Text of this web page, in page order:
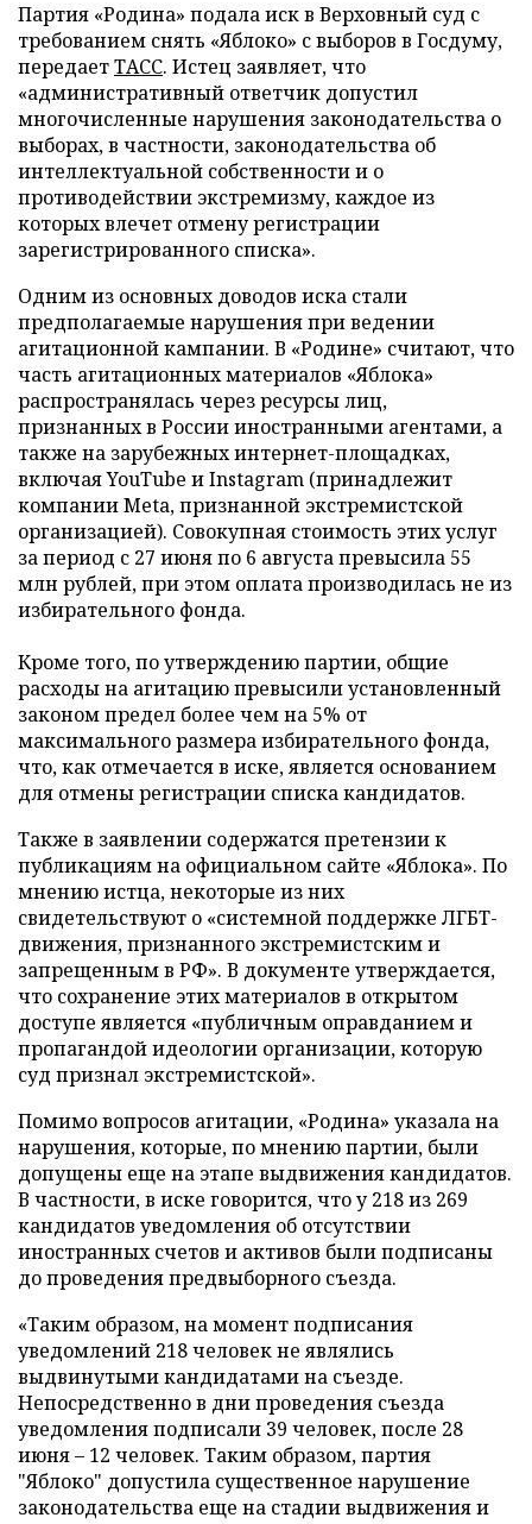
Партия «Родина» подала иск в Верховный суд с
требованием снять «Яблоко» с выборов в Госдуму,
передаетТАСС. Истец заявляет, что
«административный ответчик допустил
многочисленные нарушения законодательства о
выборах, в частности, законодательства об
интеллектуальной собственности и о
противодействии экстремизму, каждое из
которых влечет отмену регистрации
зарегистрированного списка».
Одним из основных доводов иска стали
предполагаемые нарушения при ведении
агитационной кампании. В «Родине» считают, что
часть агитационных материалов «Яблока»
распространялась через ресурсы лиц,
признанных в России иностранными агентами, а
также на зарубежных интернет-площадках,
включая YouTube и Instagram (принадлежит
компании Meta, признанной экстремистской
организацией). Совокупная стоимость этих услуг
за период с 27 июня по 6 августа превысила 55
млн рублей, при этом оплата производилась не из
избирательного фонда.
Кроме того, по утверждению партии, общие
расходы на агитацию превысили установленный
законом предел более чем на 5% от
максимального размера избирательного фонда,
что, как отмечается в иске, является основанием
для отмены регистрации списка кандидатов.
Также в заявлении содержатся претензии к
публикациям на официальном сайте «Яблока». По
мнению истца, некоторые из них
свидетельствуют о «системной поддержке ЛГБТ-
движения, признанного экстремистским и
запрещенным в РФ». В документе утверждается,
что сохранение этих материалов в открытом
доступе является «публичным оправданием и
пропагандой идеологии организации, которую
суд признал экстремистской».
Помимо вопросов агитации, «Родина» указала на
нарушения, которые, по мнению партии, были
допущены еще на этапе выдвижения кандидатов.
В частности, в иске говорится, что у 218 из 269
кандидатов уведомления об отсутствии
иностранных счетов и активов были подписаны
до проведения предвыборного съезда.
«Таким образом, на момент подписания
уведомлений 218 человек не являлись
выдвинутыми кандидатами на съезде.
Непосредственно в дни проведения съезда
уведомления подписали 39 человек, после 28
июня – 12 человек. Таким образом, партия
"Яблоко" допустила существенное нарушение
законодательства еще на стадии выдвижения и